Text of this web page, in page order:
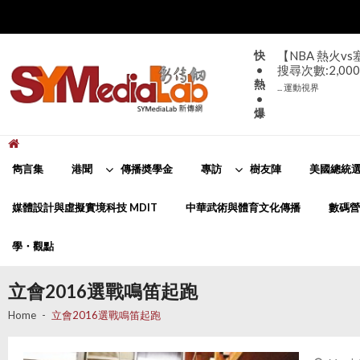
navigation
content
快
•
熱
•
爆
【NBA 熱火
搜尋次數
... 運動視界
雋言集 港聞 傳播奬學金 專訪 樹友陣 美國總統
媒體設計與虛擬實境科技 MDIT 中華武術與體育文化傳播 數碼
學・觀點
立會2016選戰鳴笛起跑
Home 立會2016選戰鳴笛起跑